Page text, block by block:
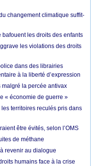
changement climatique suffit-
les droits des enfants
les violations des droits
dans des librairies
à la liberté d’expression
la percée antivax
« économie de guerre »
territoires reculés pris dans
être évités, selon l’OMS
de méthane
revenir au dialogue
humains face à la crise